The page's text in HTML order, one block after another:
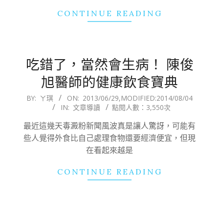
CONTINUE READING
吃錯了，當然會生病！ 陳俊
旭醫師的健康飲食寶典
2013-
29
BY: ㄚ琪 ON: 2013/06/29,MODIFIED:2014/08/04
IN: 文章導讀 點閱人數：3,550次
最近這幾天毒澱粉新聞風波真是讓人驚訝，可能有
些人覺得外食比自己處理食物還要經濟便宜，但現
在看起來越是
CONTINUE READING